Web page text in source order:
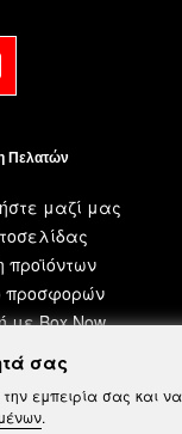
Πελατών
μαζί μας
προϊόντων
προσφορών
Box Now
σας
εμπειρία σας και
.